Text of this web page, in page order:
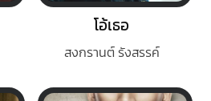
โอ้เธอ
สงกรานต์ รังสรรค์